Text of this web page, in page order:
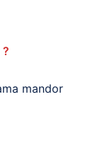
mandor